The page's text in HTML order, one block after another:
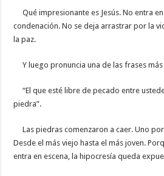
Qué impresionante es Jesús. No entra
condenación. No se deja arrastrar por la
la paz.
Y luego pronuncia una de las frases
“El que esté libre de pecado entre
piedra”.
Las piedras comenzaron a caer. Uno
Desde el más viejo hasta el más joven.
entra en escena, la hipocresía queda